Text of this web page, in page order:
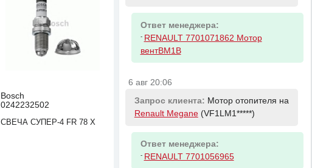
Bosch
0242232502
СВЕЧА СУПЕР-4 FR 78 X
Ответ менеджера:
- RENAULT 7701071862 Мотор
вентBM1B
6 авг 20:06
Запрос клиента: Мотор отопителя на
Renault Megane(VF1LM1*****)
Ответ менеджера:
- RENAULT 7701056965